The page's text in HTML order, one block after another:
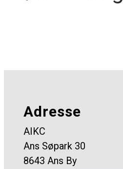
Adresse
AIKC
Ans Søpark 30
8643 Ans By